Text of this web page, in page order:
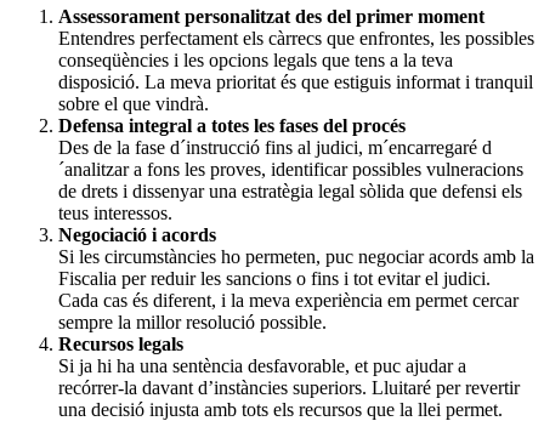
Assessorament personalitzat des del primer moment
Entendres perfectament els càrrecs que enfrontes, les possibles
conseqüències i les opcions legals que tens a la teva
disposició. La meva prioritat és que estiguis informat i tranquil
sobre el que vindrà.
Defensa integral a totes les fases del procés
Des de la fase d´instrucció fins al judici, m´encarregaré d
´analitzar a fons les proves, identificar possibles vulneracions
de drets i dissenyar una estratègia legal sòlida que defensi els
teus interessos.
Negociació i acords
Si les circumstàncies ho permeten, puc negociar acords amb la
Fiscalia per reduir les sancions o fins i tot evitar el judici.
Cada cas és diferent, i la meva experiència em permet cercar
sempre la millor resolució possible.
Recursos legals
Si ja hi ha una sentència desfavorable, et puc ajudar a
recórrer-la davant d’instàncies superiors. Lluitaré per revertir
una decisió injusta amb tots els recursos que la llei permet.